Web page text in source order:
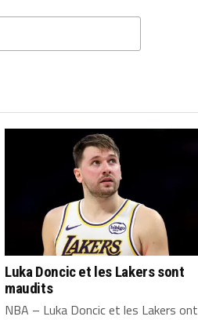
Luka Doncic et les Lakers sont
maudits
NBA – Luka Doncic et les Lakers ont